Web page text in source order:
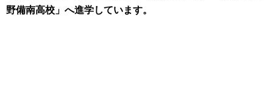
野備南高校」へ進学しています。